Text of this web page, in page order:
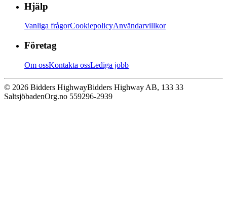
Hjälp
Vanliga frågorCookiepolicyAnvändarvillkor
Företag
Om ossKontakta ossLediga jobb
© 2026 Bidders HighwayBidders Highway AB, 133 33
SaltsjöbadenOrg.no 559296-2939